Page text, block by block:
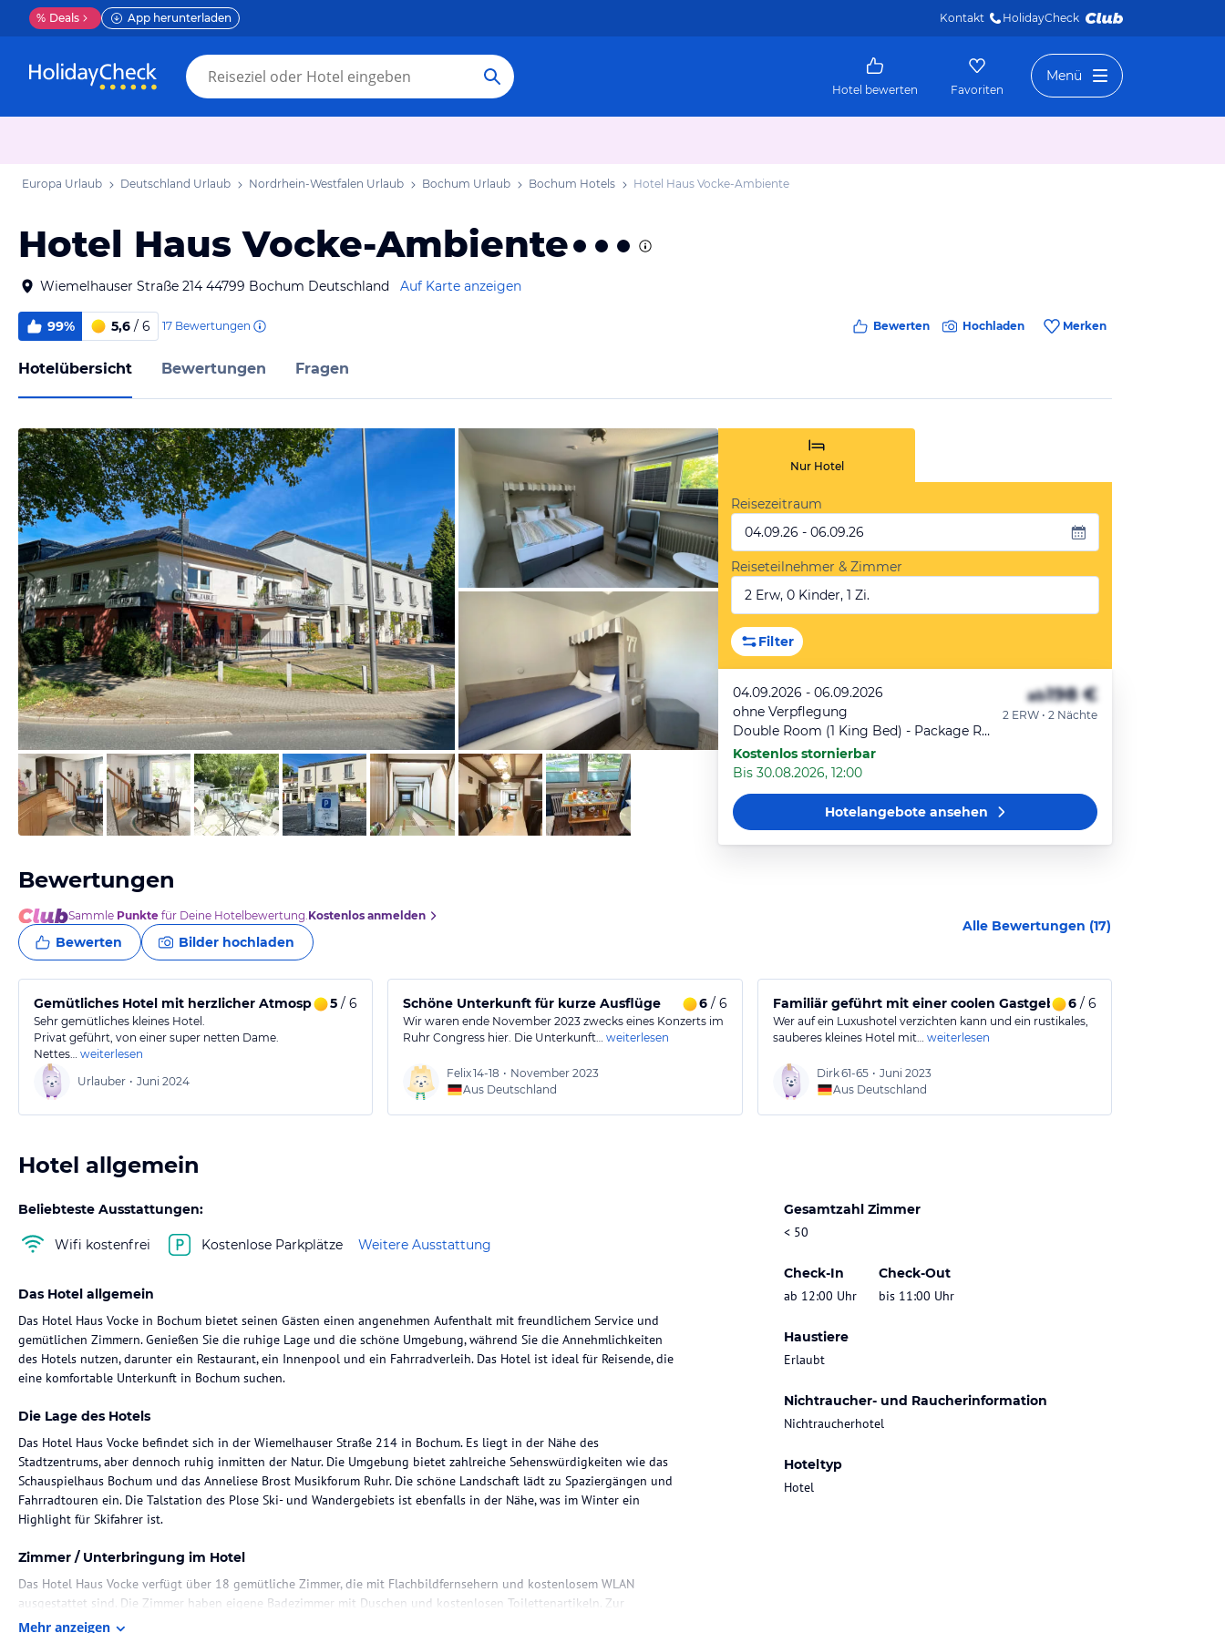
% Deals App herunterladen Kontakt HolidayCheck
Hotel bewerten Favoriten
Menü
Europa Urlaub Deutschland Urlaub Nordrhein-Westfalen Urlaub Bochum Urlaub Bochum Hotels Hotel Haus Vocke-Ambiente
Hotel Haus Vocke-Ambiente
Wiemelhauser Straße 214 44799 Bochum Deutschland Auf Karte anzeigen
99% 5,6 / 6 17 Bewertungen Bewerten Hochladen Merken
Hotelübersicht Bewertungen Fragen
von Expedia von Expedia
Nur Hotel
Reisezeitraum
04.09.26 - 06.09.26
Reiseteilnehmer & Zimmer
2 Erw, 0 Kinder, 1 Zi.
Filter
04.09.2026 - 06.09.2026
ohne Verpflegung
Double Room (1 King Bed) - Package Rate
Kostenlos stornierbar
Bis 30.08.2026, 12:00
ab198 €
2 ERW • 2 Nächte
Hotelangeboteansehen
Bewertungen
Sammle Punkte für Deine Hotelbewertung.Kostenlos anmelden
Bewerten Bilder hochladen
Alle Bewertungen (17)
Gemütliches Hotel mit herzlicher Atmosphäre
5 / 6
Sehr gemütliches kleines Hotel.
Privat geführt, von einer super netten Dame.
Nettes… weiterlesen
Urlauber • Juni 2024
Schöne Unterkunft für kurze Ausflüge 6/ 6
Wir waren ende November 2023 zwecks eines Konzerts im
Ruhr Congress hier. Die Unterkunft… weiterlesen
Felix14-18 • November 2023
Aus Deutschland
Familiär geführt mit einer coolen Gastgeberin!!!
6/ 6
Wer auf ein Luxushotel verzichten kann und ein rustikales,
sauberes kleines Hotel mit… weiterlesen
Dirk61-65 • Juni 2023
Aus Deutschland
Hotel allgemein
Beliebteste Ausstattungen:
Wifi kostenfrei Kostenlose Parkplätze Weitere Ausstattung
Gesamtzahl Zimmer
< 50
Check-In
ab 12:00 Uhr
Check-Out
bis 11:00 Uhr
Haustiere
Erlaubt
Nichtraucher- und Raucherinformation
Nichtraucherhotel
Hoteltyp
Hotel
Das Hotel allgemein
Das Hotel Haus Vocke in Bochum bietet seinen Gästen einen angenehmen Aufenthalt mit freundlichem Service und
gemütlichen Zimmern. Genießen Sie die ruhige Lage und die schöne Umgebung, während Sie die Annehmlichkeiten
des Hotels nutzen, darunter ein Restaurant, ein Innenpool und ein Fahrradverleih. Das Hotel ist ideal für Reisende, die
eine komfortable Unterkunft in Bochum suchen.
Die Lage des Hotels
Das Hotel Haus Vocke befindet sich in der Wiemelhauser Straße 214 in Bochum. Es liegt in der Nähe des
Stadtzentrums, aber dennoch ruhig inmitten der Natur. Die Umgebung bietet zahlreiche Sehenswürdigkeiten wie das
Schauspielhaus Bochum und das Anneliese Brost Musikforum Ruhr. Die schöne Landschaft lädt zu Spaziergängen und
Fahrradtouren ein. Die Talstation des Plose Ski- und Wandergebiets ist ebenfalls in der Nähe, was im Winter ein
Highlight für Skifahrer ist.
Zimmer / Unterbringung im Hotel
Das Hotel Haus Vocke verfügt über 18 gemütliche Zimmer, die mit Flachbildfernsehern und kostenlosem WLAN
ausgestattet sind. Die Zimmer haben eigene Badezimmer mit Duschen und kostenlosen Toilettenartikeln. Zur
Ausstattung gehören auch Schreibtische und kostenloses Mineralwasser.
Mehr anzeigen